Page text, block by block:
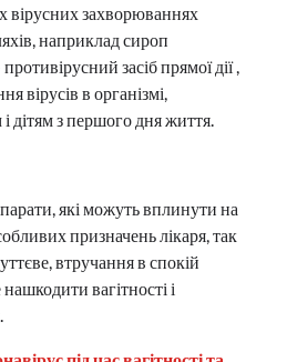
вірусних захворюваннях
наприклад сироп
засіб прямої дії ,
вірусів в організмі,
дітям з першого дня життя.
які можуть вплинути на
призначень лікаря, так
втручання в спокій
вагітності і